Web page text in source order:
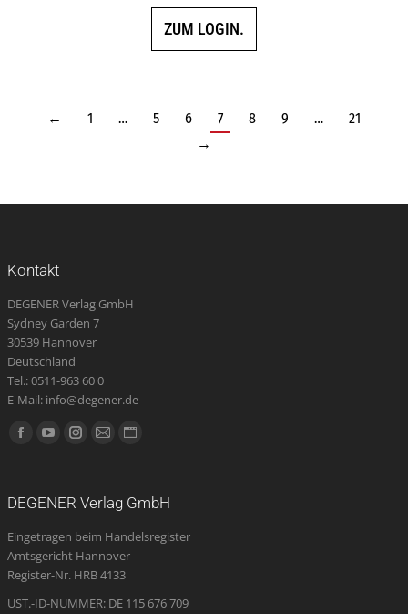
ZUM LOGIN.
← 1 … 5 6 7 8 9 …
21
→
Kontakt
DEGENER Verlag GmbH
Sydney Garden 7
30539 Hannover
Deutschland
Tel.: 0511-963 60 0
E-Mail: info@degener.de
Finden Sie uns auf:
Facebook
new
window
YouTube
new
window
Instagram
new
window
E-
opens
in
new
Website
new
DEGENER Verlag GmbH
Eingetragen beim Handelsregister
Amtsgericht Hannover
Register-Nr. HRB 4133
UST.-ID-NUMMER: DE 115 676 709